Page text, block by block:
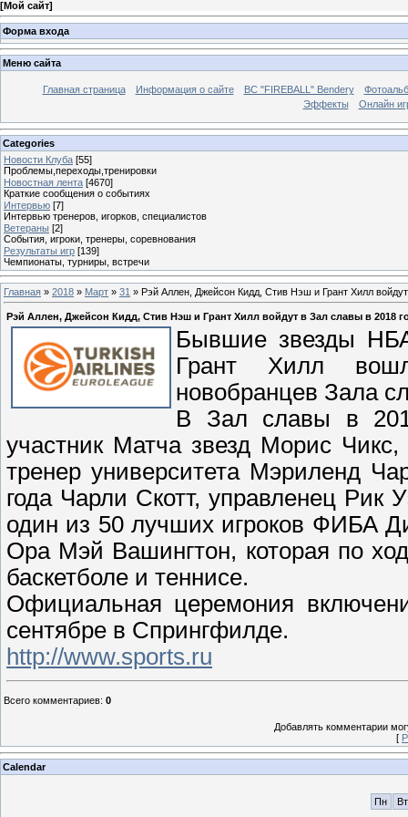
[Мой сайт]
Форма входа
Меню сайта
Главная страница Информация о сайте BC "FIREBALL" Bendery
Эффекты
Онлайн
Categories
Новости Клуба [55]
Проблемы,переходы,тренировки
Новостная лента [4670]
Краткие сообщения о событиях
Интервью [7]
Интервью тренеров, игорков, специалистов
Ветераны [2]
События, игроки, тренеры, соревнования
Результаты игр [139]
Чемпионаты, турниры, встречи
Главная » 2018 » Март » 31 » Рэй Аллен, Джейсон Кидд, Стив Нэш и Грант Хилл
Рэй Аллен, Джейсон Кидд, Стив Нэш и Грант Хилл войдут в Зал славы в 2018
Бывшие звезды
Грант Хилл
новобранцев Зала
В Зал славы в
участник Матча звезд Морис
тренер университета Мэриленд
года Чарли Скотт, управленец Рик
один из 50 лучших игроков ФИБА
Ора Мэй Вашингтон, которая по
баскетболе и теннисе.
Официальная церемония
сентябре в Спрингфилде.
http://www.sports.ru
Всего комментариев: 0
Добавлять комментарии
[
Calendar
Пн Вт